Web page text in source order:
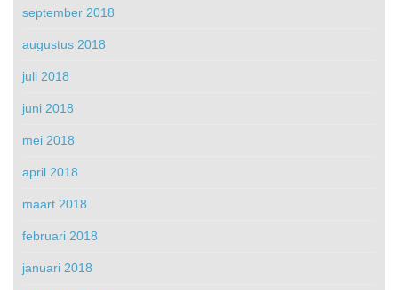
september 2018
augustus 2018
juli 2018
juni 2018
mei 2018
april 2018
maart 2018
februari 2018
januari 2018